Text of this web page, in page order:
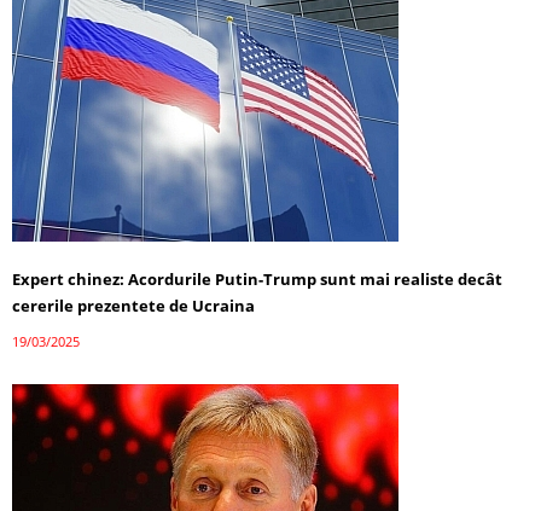
Expert chinez: Acordurile Putin-Trump sunt mai realiste decât
cererile prezentete de Ucraina
19/03/2025